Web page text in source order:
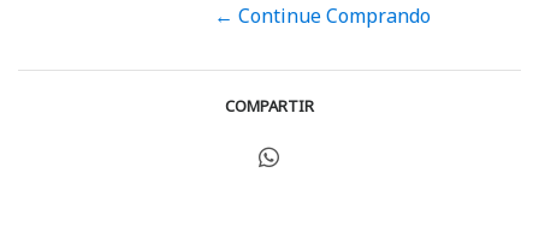
← Continue Comprando
COMPARTIR